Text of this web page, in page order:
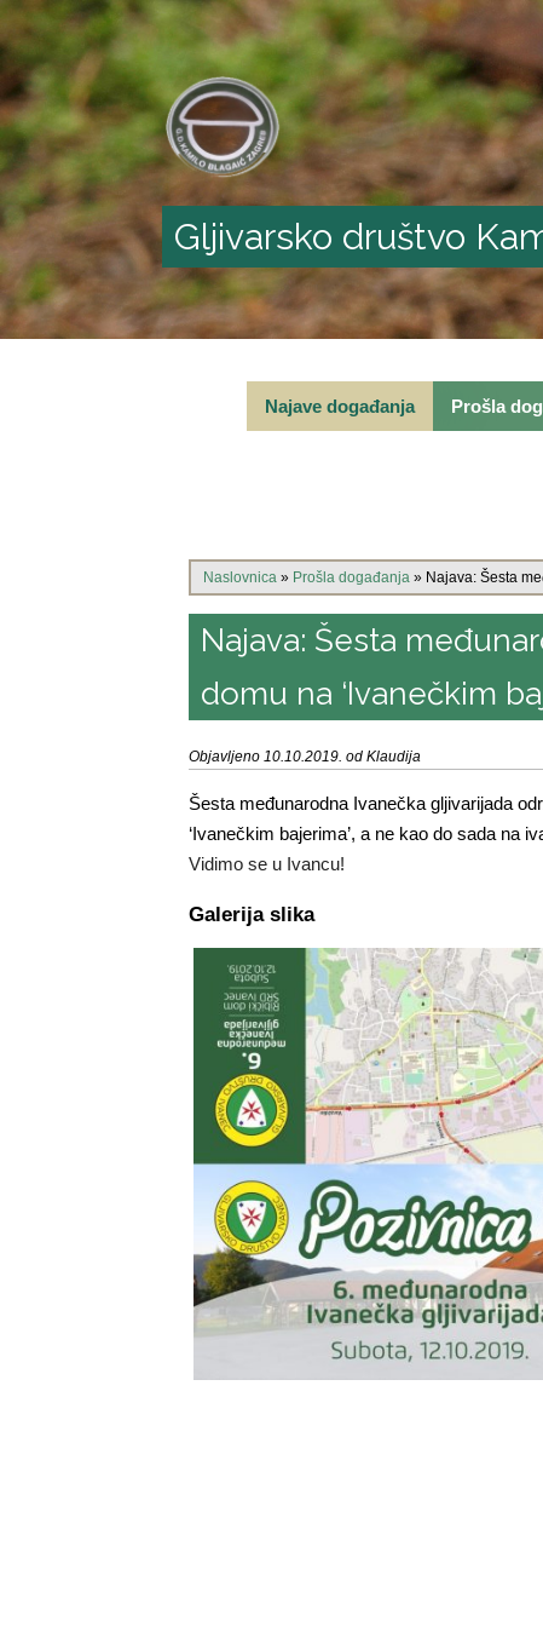
Gljivarsko društvo
Najave događanja Prošla
Naslovnica » Prošla događanja » Najava: Šesta
Najava: Šesta
domu na ‘Ivanečkim
Objavljeno 10.10.2019. od Klaudija
Šesta međunarodna Ivanečka gljivarijada
‘Ivanečkim bajerima’, a ne kao do sada na
Vidimo se u Ivancu!
Galerija slika